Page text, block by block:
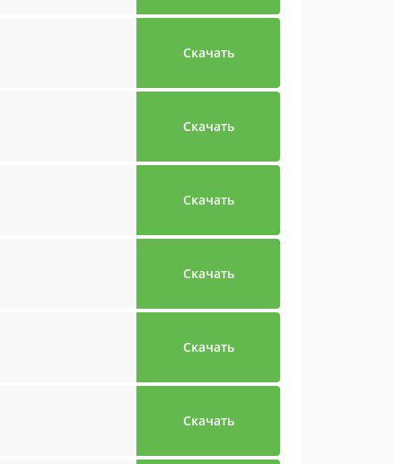
Скачать
Скачать
Скачать
Скачать
Скачать
Скачать